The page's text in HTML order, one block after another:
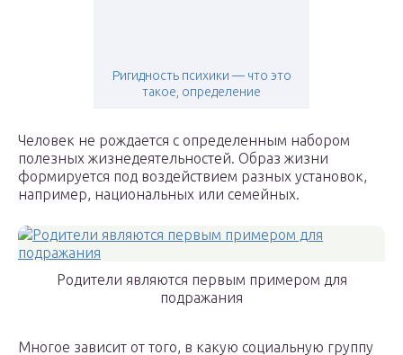
Ригидность психики — что это
такое, определение
Человек не рождается с определенным набором
полезных жизнедеятельностей. Образ жизни
формируется под воздействием разных установок,
например, национальных или семейных.
Родители являются первым примером для
подражания
Многое зависит от того, в какую социальную группу